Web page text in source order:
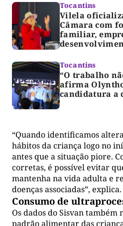
Tocantins
Vilela
Câmara com
familiar,
Tocantins
“O trabalho
afirma
candidatura a
“Quando identificamos
hábitos da criança logo no
antes que a situação piore.
corretas, é possível evitar
mantenha na vida adulta e
doenças associadas”, explica.
Consumo de
Os dados do Sisvan
padrão alimentar das